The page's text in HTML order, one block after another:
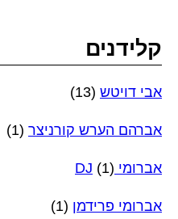
קלידנים
אבי דויטש (13)
אברהם הערש קורניצר (1)
אברומי DJ (1)
אברומי פרידמן (1)